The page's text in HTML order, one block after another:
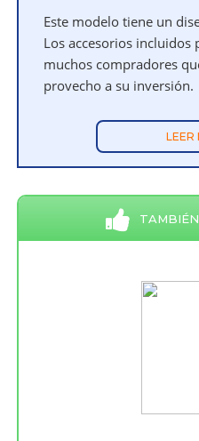
Este modelo tiene un
Los accesorios
muchos compradores
provecho a su inversión.
LEER